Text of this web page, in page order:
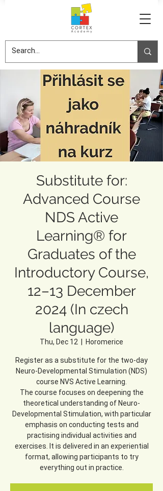
Substitute for:
Advanced Course
NDS Active
Learning® for
Graduates of the
Introductory Course,
12–13 December
2024 (In czech
language)
Thu, Dec 12 Horomerice
Register as a substitute for the two-day
Neuro-Developmental Stimulation (NDS)
course NVS Active Learning.
The course focuses on deepening the
theoretical understanding of Neuro-
Developmental Stimulation, with particular
emphasis on conducting tests and
practising individual activities and
exercises. It is delivered in an experiential
format, allowing participants to try
everything out in practice.